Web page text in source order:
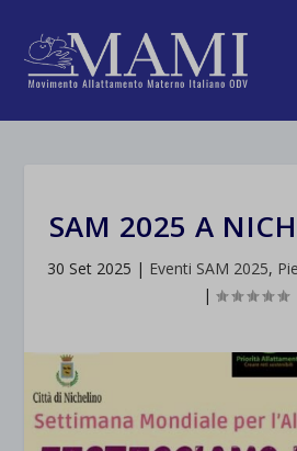
SAM 2025 A
30 Set 2025 | Eventi SAM 2025,
|